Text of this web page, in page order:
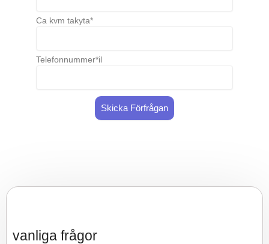
Ca kvm takyta*
Telefonnummer*il
Skicka Förfrågan
vanliga frågor